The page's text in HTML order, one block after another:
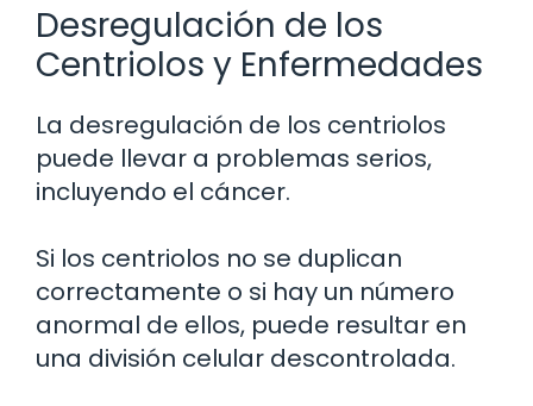
Desregulación de los
Centriolos y Enfermedades
La desregulación de los centriolos
puede llevar a problemas serios,
incluyendo el cáncer.
Si los centriolos no se duplican
correctamente o si hay un número
anormal de ellos, puede resultar en
una división celular descontrolada.